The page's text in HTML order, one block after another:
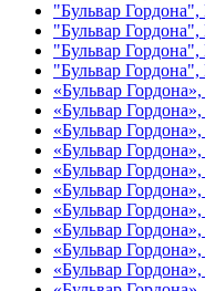
"Бульвар
"Бульвар
"Бульвар
"Бульвар
«Бульвар
«Бульвар
«Бульвар
«Бульвар
«Бульвар
«Бульвар
«Бульвар
«Бульвар
«Бульвар
«Бульвар